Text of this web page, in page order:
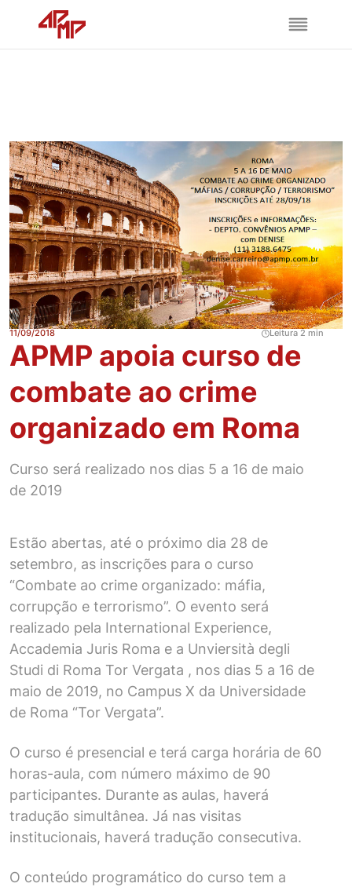
11/09/2018 Leitura 2 min
APMP apoia curso de
combate ao crime
organizado em Roma
Curso será realizado nos dias 5 a 16 de maio
de 2019
Estão abertas, até o próximo dia 28 de
setembro, as inscrições para o curso
“Combate ao crime organizado: máfia,
corrupção e terrorismo”. O evento será
realizado pela International Experience,
Accademia Juris Roma e a Unviersità degli
Studi di Roma Tor Vergata , nos dias 5 a 16 de
maio de 2019, no Campus X da Universidade
de Roma “Tor Vergata”.
O curso é presencial e terá carga horária de 60
horas-aula, com número máximo de 90
participantes. Durante as aulas, haverá
tradução simultânea. Já nas visitas
institucionais, haverá tradução consecutiva.
O conteúdo programático do curso tem a